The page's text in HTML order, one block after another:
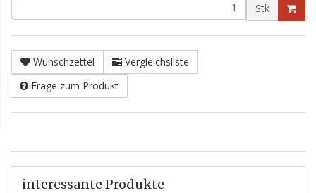
Stk
Wunschzettel
Vergleichsliste
Frage zum Produkt
interessante Produkte